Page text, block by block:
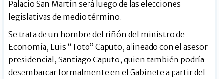
Palacio San Martín será luego de las elecciones
legislativas de medio término.
Se trata de un hombre del riñón del ministro de
Economía, Luis “Toto” Caputo, alineado con el asesor
presidencial, Santiago Caputo, quien también podría
desembarcar formalmente en el Gabinete a partir del